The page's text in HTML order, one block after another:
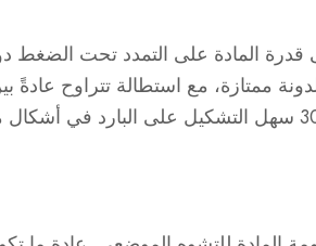
قدرة المادة على التمدد تحت الضغط